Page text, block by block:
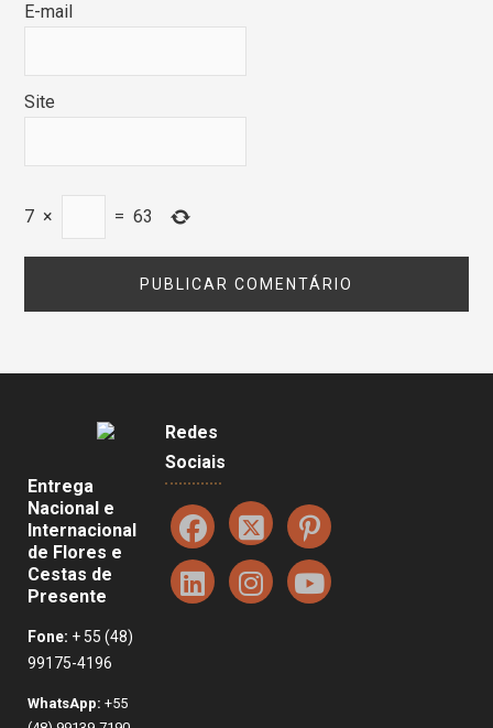
E-mail
Site
7 × = 63
Entrega
Nacional e
Internacional
de Flores e
Cestas de
Presente
Fone: + 55 (48)
99175-4196
WhatsApp: +55
Redes
Sociais